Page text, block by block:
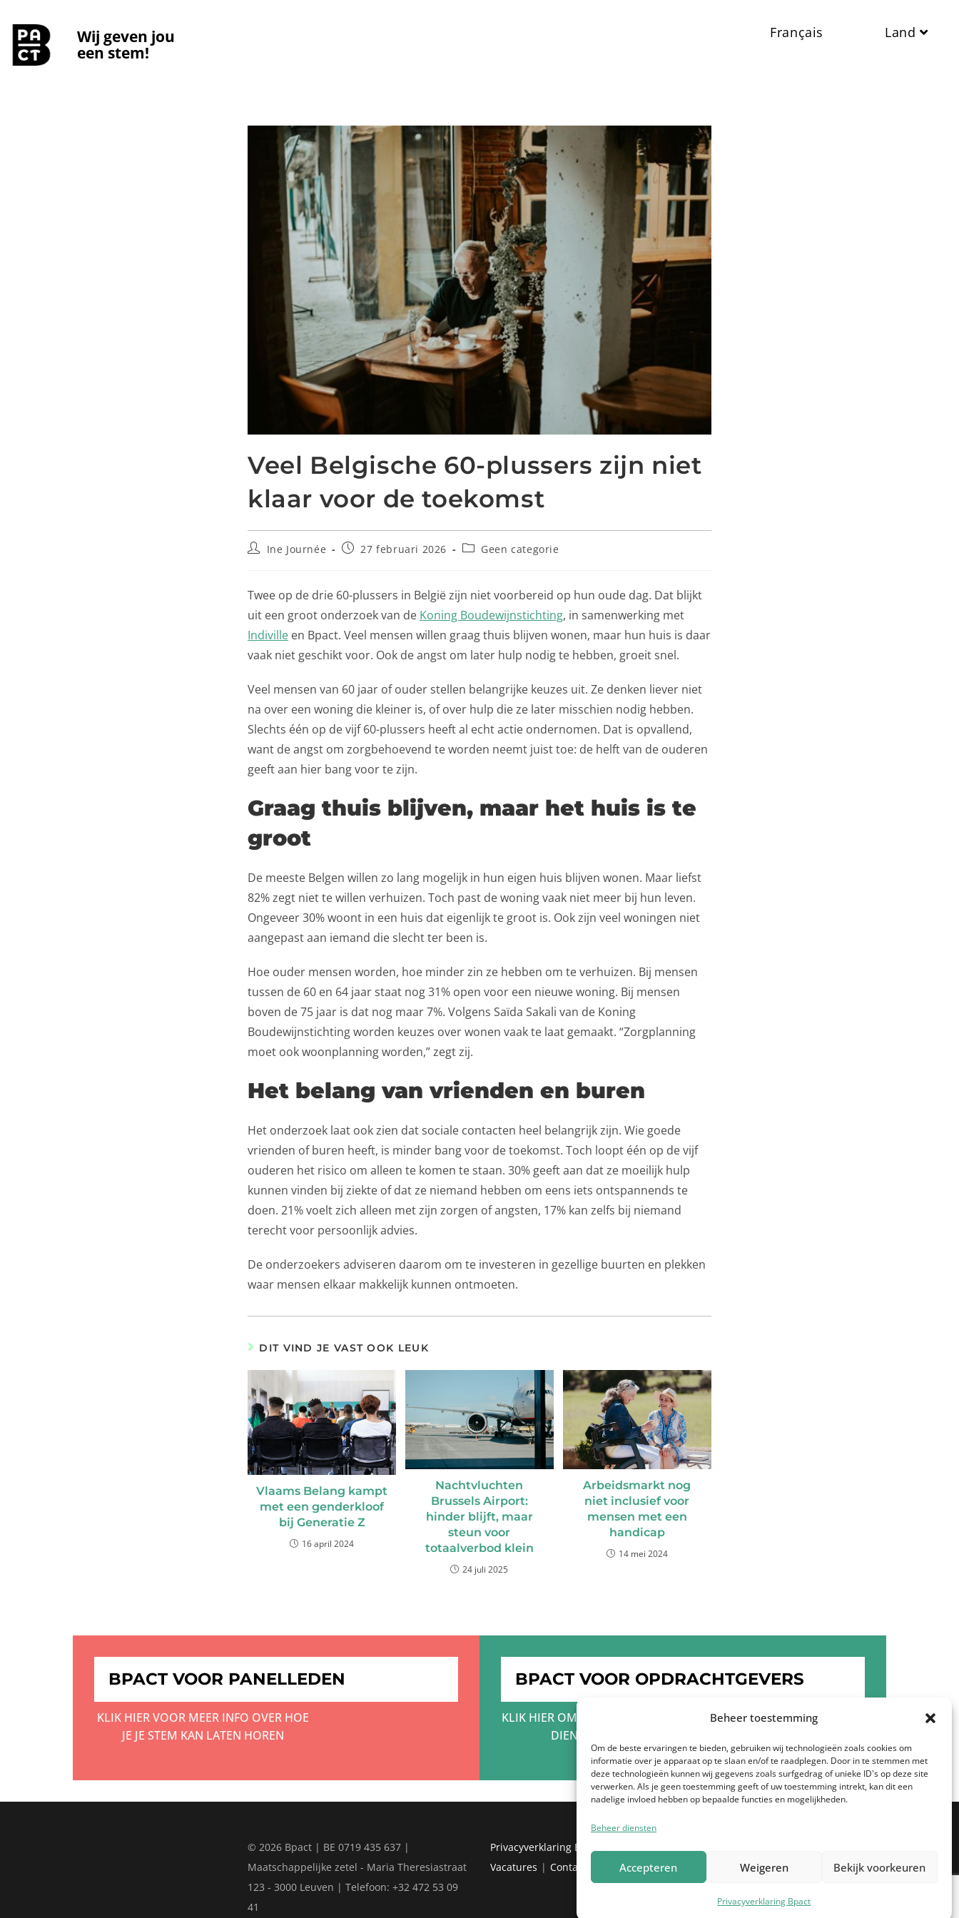
Beheer toestemming
Om de beste ervaringen te bieden, gebruiken wij technologieën zoals cookies om
informatie over je apparaat op te slaan en/of te raadplegen. Door in te stemmen met
deze technologieën kunnen wij gegevens zoals surfgedrag of unieke ID's op deze site
verwerken. Als je geen toestemming geeft of uw toestemming intrekt, kan dit een
nadelige invloed hebben op bepaalde functies en mogelijkheden.
Beheer diensten
Accepteren Weigeren Bekijk voorkeuren
Privacyverklaring Bpact
Wij geven jou
een stem!
Français Land
Veel Belgische 60-plussers zijn niet
klaar voor de toekomst
Ine Journée 27 februari 2026 Geen categorie
Twee op de drie 60-plussers in België zijn niet voorbereid op hun oude dag. Dat blijkt
uit een groot onderzoek van de Koning Boudewijnstichting, in samenwerking met
Indiville en Bpact. Veel mensen willen graag thuis blijven wonen, maar hun huis is daar
vaak niet geschikt voor. Ook de angst om later hulp nodig te hebben, groeit snel.
Veel mensen van 60 jaar of ouder stellen belangrijke keuzes uit. Ze denken liever niet
na over een woning die kleiner is, of over hulp die ze later misschien nodig hebben.
Slechts één op de vijf 60-plussers heeft al echt actie ondernomen. Dat is opvallend,
want de angst om zorgbehoevend te worden neemt juist toe: de helft van de ouderen
geeft aan hier bang voor te zijn.
Graag thuis blijven, maar het huis is te
groot
De meeste Belgen willen zo lang mogelijk in hun eigen huis blijven wonen. Maar liefst
82% zegt niet te willen verhuizen. Toch past de woning vaak niet meer bij hun leven.
Ongeveer 30% woont in een huis dat eigenlijk te groot is. Ook zijn veel woningen niet
aangepast aan iemand die slecht ter been is.
Hoe ouder mensen worden, hoe minder zin ze hebben om te verhuizen. Bij mensen
tussen de 60 en 64 jaar staat nog 31% open voor een nieuwe woning. Bij mensen
boven de 75 jaar is dat nog maar 7%. Volgens Saïda Sakali van de Koning
Boudewijnstichting worden keuzes over wonen vaak te laat gemaakt. “Zorgplanning
moet ook woonplanning worden,” zegt zij.
Het belang van vrienden en buren
Het onderzoek laat ook zien dat sociale contacten heel belangrijk zijn. Wie goede
vrienden of buren heeft, is minder bang voor de toekomst. Toch loopt één op de vijf
ouderen het risico om alleen te komen te staan. 30% geeft aan dat ze moeilijk hulp
kunnen vinden bij ziekte of dat ze niemand hebben om eens iets ontspannends te
doen. 21% voelt zich alleen met zijn zorgen of angsten, 17% kan zelfs bij niemand
terecht voor persoonlijk advies.
De onderzoekers adviseren daarom om te investeren in gezellige buurten en plekken
waar mensen elkaar makkelijk kunnen ontmoeten.
DIT VIND JE VAST OOK LEUK
Vlaams Belang kampt
met een genderkloof
bij Generatie Z
16 april 2024
Nachtvluchten
Brussels Airport:
hinder blijft, maar
steun voor
totaalverbod klein
24 juli 2025
Arbeidsmarkt nog
niet inclusief voor
mensen met een
handicap
14 mei 2024
BPACT VOOR PANELLEDEN
KLIK HIER VOOR MEER INFO OVER HOE
JE JE STEM KAN LATEN HOREN
BPACT VOOR OPDRACHTGEVERS
KLIK HIER OM MEER TE WETEN OVER DE
DIENSTEN VAN BPACT
Privacyverklaring Bpact
Vacatures
Contact Français
© 2026 Bpact | BE 0719 435 637 |
Maatschappelijke zetel - Maria Theresiastraat
123 - 3000 Leuven | Telefoon: +32 472 53 09
41